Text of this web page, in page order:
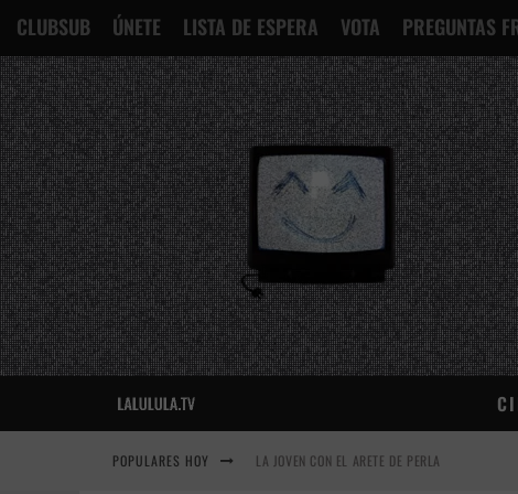
CLUBSUB ÚNETE LISTA DE ESPERA VOTA PREGUNTAS
POPULARES HOY LA JOVEN CON EL ARETE DE PERLA